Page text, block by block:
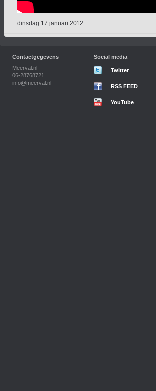
dinsdag 17 januari 2012
Contactgegevens
Meerval.nl
06-28768721
info@meerval.nl
Social media
Twitter
RSS FEED
YouTube